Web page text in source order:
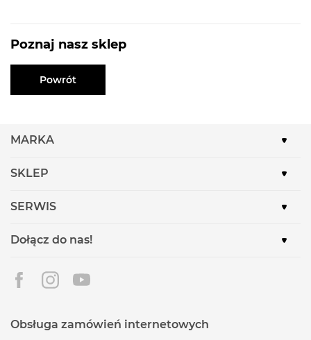
Poznaj nasz sklep
Powrót
MARKA
SKLEP
SERWIS
Dołącz do nas!
Obsługa zamówień internetowych